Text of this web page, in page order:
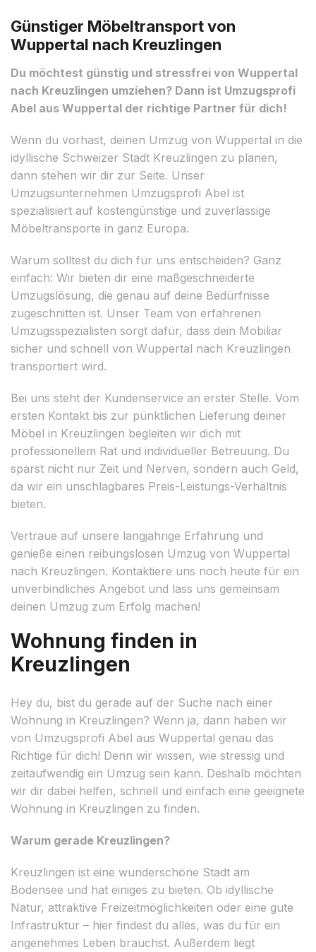
Günstiger Möbeltransport von
Wuppertal nach Kreuzlingen
Du möchtest günstig und stressfrei von Wuppertal
nach Kreuzlingen umziehen? Dann ist Umzugsprofi
Abel aus Wuppertal der richtige Partner für dich!
Wenn du vorhast, deinen Umzug von Wuppertal in die
idyllische Schweizer Stadt Kreuzlingen zu planen,
dann stehen wir dir zur Seite. Unser
Umzugsunternehmen Umzugsprofi Abel ist
spezialisiert auf kostengünstige und zuverlässige
Möbeltransporte in ganz Europa.
Warum solltest du dich für uns entscheiden? Ganz
einfach: Wir bieten dir eine maßgeschneiderte
Umzugslösung, die genau auf deine Bedürfnisse
zugeschnitten ist. Unser Team von erfahrenen
Umzugsspezialisten sorgt dafür, dass dein Mobiliar
sicher und schnell von Wuppertal nach Kreuzlingen
transportiert wird.
Bei uns steht der Kundenservice an erster Stelle. Vom
ersten Kontakt bis zur pünktlichen Lieferung deiner
Möbel in Kreuzlingen begleiten wir dich mit
professionellem Rat und individueller Betreuung. Du
sparst nicht nur Zeit und Nerven, sondern auch Geld,
da wir ein unschlagbares Preis-Leistungs-Verhältnis
bieten.
Vertraue auf unsere langjährige Erfahrung und
genieße einen reibungslosen Umzug von Wuppertal
nach Kreuzlingen. Kontaktiere uns noch heute für ein
unverbindliches Angebot und lass uns gemeinsam
deinen Umzug zum Erfolg machen!
Wohnung finden in
Kreuzlingen
Hey du, bist du gerade auf der Suche nach einer
Wohnung in Kreuzlingen? Wenn ja, dann haben wir
von Umzugsprofi Abel aus Wuppertal genau das
Richtige für dich! Denn wir wissen, wie stressig und
zeitaufwendig ein Umzug sein kann. Deshalb möchten
wir dir dabei helfen, schnell und einfach eine geeignete
Wohnung in Kreuzlingen zu finden.
Warum gerade Kreuzlingen?
Kreuzlingen ist eine wunderschöne Stadt am
Bodensee und hat einiges zu bieten. Ob idyllische
Natur, attraktive Freizeitmöglichkeiten oder eine gute
Infrastruktur – hier findest du alles, was du für ein
angenehmes Leben brauchst. Außerdem liegt